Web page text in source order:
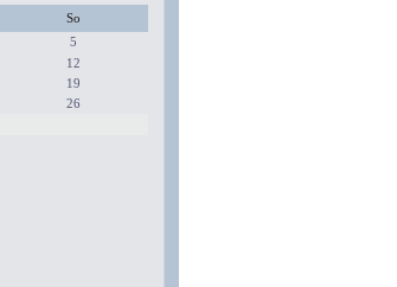
So
5
12
19
26